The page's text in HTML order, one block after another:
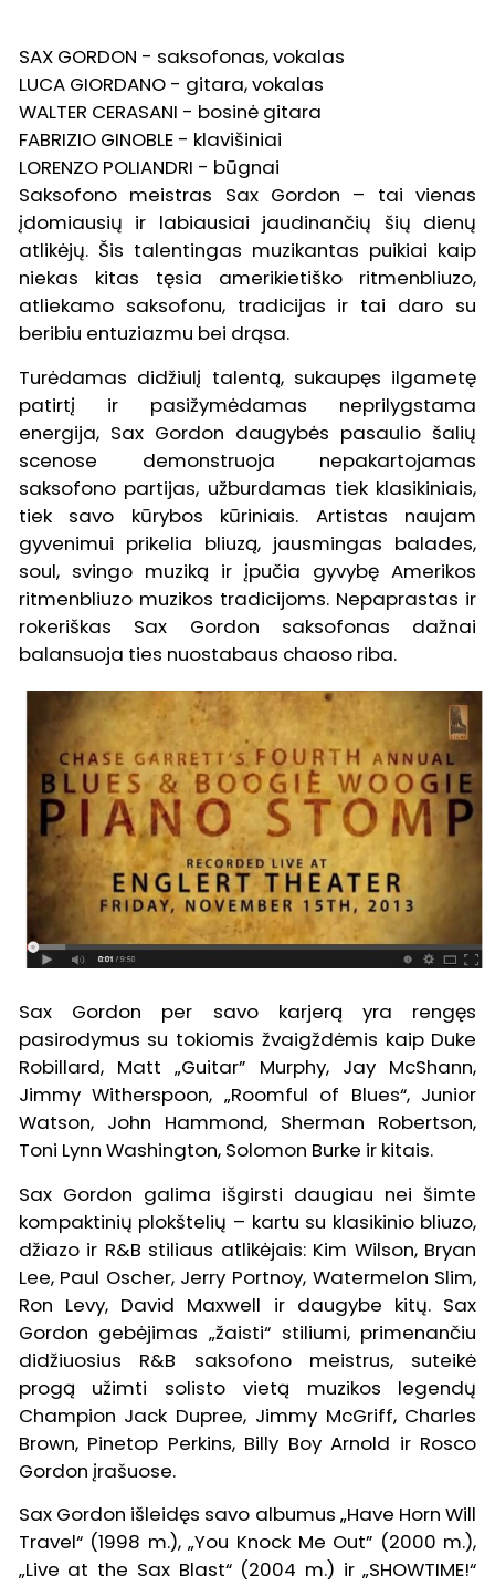
SAX GORDON - saksofonas, vokalas
LUCA GIORDANO - gitara, vokalas
WALTER CERASANI - bosinė gitara
FABRIZIO GINOBLE - klavišiniai
LORENZO POLIANDRI - būgnai
Saksofono meistras Sax Gordon – tai vienas
įdomiausių ir labiausiai jaudinančių šių dienų
atlikėjų. Šis talentingas muzikantas puikiai kaip
niekas kitas tęsia amerikietiško ritmenbliuzo,
atliekamo saksofonu, tradicijas ir tai daro su
beribiu entuziazmu bei drąsa.
Turėdamas didžiulį talentą, sukaupęs ilgametę
patirtį ir pasižymėdamas neprilygstama
energija, Sax Gordon daugybės pasaulio šalių
scenose demonstruoja nepakartojamas
saksofono partijas, užburdamas tiek klasikiniais,
tiek savo kūrybos kūriniais. Artistas naujam
gyvenimui prikelia bliuzą, jausmingas balades,
soul, svingo muziką ir įpučia gyvybę Amerikos
ritmenbliuzo muzikos tradicijoms. Nepaprastas ir
rokeriškas Sax Gordon saksofonas dažnai
balansuoja ties nuostabaus chaoso riba.
Sax Gordon per savo karjerą yra rengęs
pasirodymus su tokiomis žvaigždėmis kaip Duke
Robillard, Matt „Guitar” Murphy, Jay McShann,
Jimmy Witherspoon, „Roomful of Blues“, Junior
Watson, John Hammond, Sherman Robertson,
Toni Lynn Washington, Solomon Burke ir kitais.
Sax Gordon galima išgirsti daugiau nei šimte
kompaktinių plokštelių – kartu su klasikinio bliuzo,
džiazo ir R&B stiliaus atlikėjais: Kim Wilson, Bryan
Lee, Paul Oscher, Jerry Portnoy, Watermelon Slim,
Ron Levy, David Maxwell ir daugybe kitų. Sax
Gordon gebėjimas „žaisti“ stiliumi, primenančiu
didžiuosius R&B saksofono meistrus, suteikė
progą užimti solisto vietą muzikos legendų
Champion Jack Dupree, Jimmy McGriff, Charles
Brown, Pinetop Perkins, Billy Boy Arnold ir Rosco
Gordon įrašuose.
Sax Gordon išleidęs savo albumus „Have Horn Will
Travel“ (1998 m.), „You Knock Me Out” (2000 m.),
„Live at the Sax Blast“ (2004 m.) ir „SHOWTIME!“